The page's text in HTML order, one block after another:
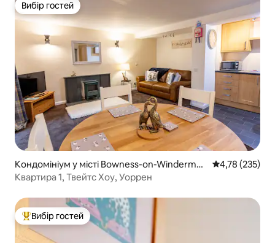
Вибір гостей
Вибір гостей
Кондомініум у місті Bowness-on-Windermer
e
Середня
4,78 (235)
Квартира 1, Твейтс Хоу, Уоррен
Топ вибір гостей
Вибір гостей